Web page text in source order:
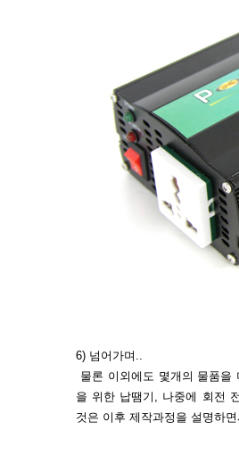
6) 넘어가며..
물론 이외에도 몇개의 물품
을 위한 납땜기, 나중에 회전
것은 이후 제작과정을 설명하